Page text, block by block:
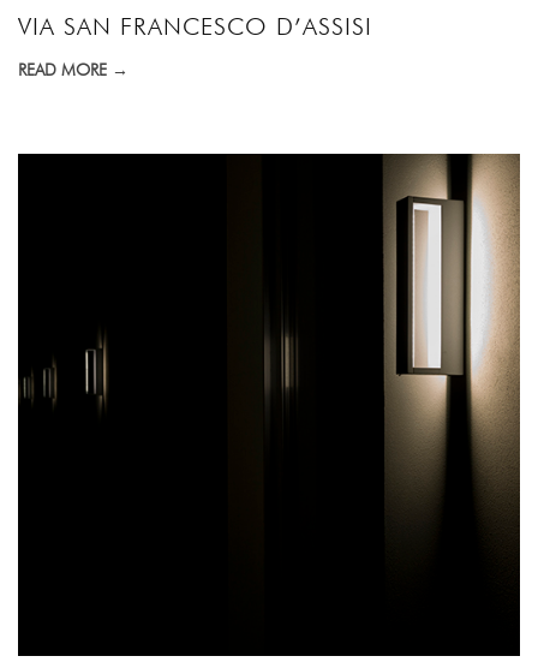
VIA SAN FRANCESCO D’ASSISI
READ MORE →